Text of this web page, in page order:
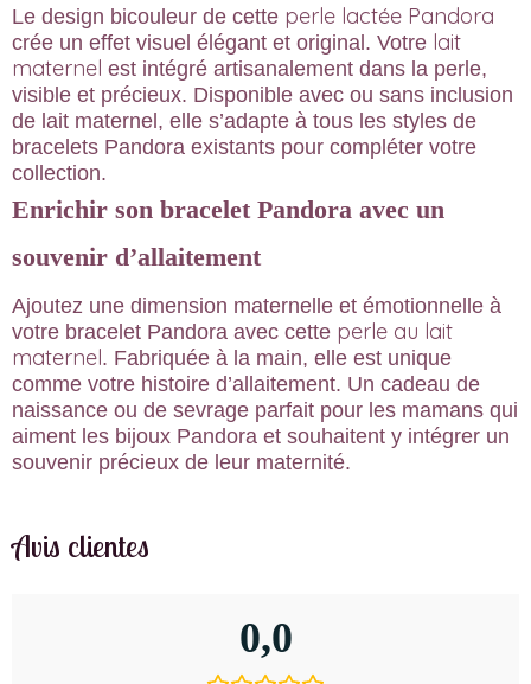
Le design bicouleur de cette perle lactée Pandora
crée un effet visuel élégant et original. Votre lait
maternel est intégré artisanalement dans la perle,
visible et précieux. Disponible avec ou sans inclusion
de lait maternel, elle s’adapte à tous les styles de
bracelets Pandora existants pour compléter votre
collection.
Enrichir son bracelet Pandora avec un
souvenir d’allaitement
Ajoutez une dimension maternelle et émotionnelle à
votre bracelet Pandora avec cette perle au lait
maternel. Fabriquée à la main, elle est unique
comme votre histoire d’allaitement. Un cadeau de
naissance ou de sevrage parfait pour les mamans qui
aiment les bijoux Pandora et souhaitent y intégrer un
souvenir précieux de leur maternité.
Avis clientes
0,0